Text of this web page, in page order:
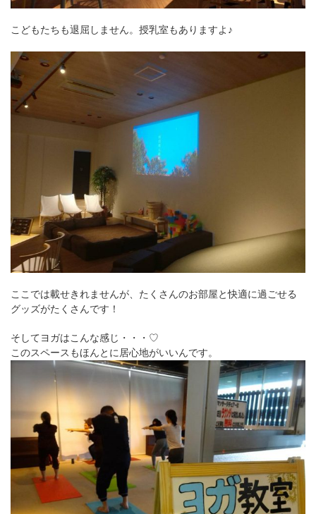
こどもたちも退屈しません。授乳室もありますよ♪
ここでは載せきれませんが、たくさんのお部屋と快適に過ごせる
グッズがたくさんです！
そしてヨガはこんな感じ・・・♡
このスペースもほんとに居心地がいいんです。